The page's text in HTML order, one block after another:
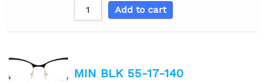
Add to cart
MIN BLK 55-17-140